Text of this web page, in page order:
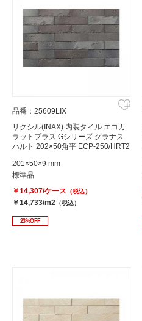
品番：25609LIX
リクシル(INAX) 内装タイル エコカ
ラットプラス Gシリーズ グラナス
ハルト 202×50角平 ECP-250/HRT2
201×50×9 mm
標準品
￥14,307/ケース （税込）
￥14,733/m2 （税込）
23%OFF